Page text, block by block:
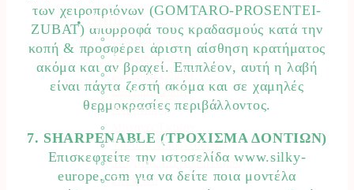
των χειροπριόνων (GOMTARO-PROSENTEI-
ZUBAT) απορροφά τους κραδασμούς κατά την
κοπή & προσφέρει άριστη αίσθηση κρατήματος
ακόμα και αν βραχεί. Επιπλέον, αυτή η λαβή
είναι πάντα ζεστή ακόμα και σε χαμηλές
θερμοκρασίες περιβάλλοντος.
7. SHARPENABLE (ΤΡΟΧΙΣΜΑ ΔΟΝΤΙΩΝ)
Επισκεφτείτε την ιστοσελίδα www.silky-
europe.com για να δείτε ποια μοντέλα
Stihl
Αλυσοπρίονα
Χορτοκοπτικά
Σύστημα Kombi
Σύστημα Multi
Φυσητήρες
Ψαλίδια Μπορντούρας
Μηχανήματα Καθαρισμού
Σκαπτικά